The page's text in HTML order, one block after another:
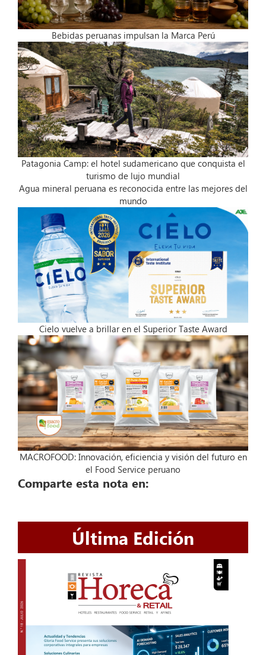
Bebidas peruanas impulsan la Marca Perú
Patagonia Camp: el hotel sudamericano que conquista el
turismo de lujo mundial
Agua mineral peruana es reconocida entre las mejores del
mundo
Cielo vuelve a brillar en el Superior Taste Award
MACROFOOD: Innovación, eficiencia y visión del futuro en
el Food Service peruano
Comparte esta nota en:
Última Edición